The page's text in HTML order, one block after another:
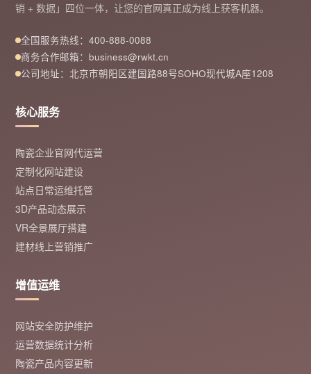
销 + 数据」四位一体，让您的官网真正成为线上获客机器。
全国服务热线：400-888-0088
商务合作邮箱：business@rwkt.cn
公司地址：北京市朝阳区建国路88号SOHO现代城A座1208
核心服务
陶瓷企业官网代运营
定制化网站建设
站点日常运维托管
3D产品动态展示
VR全景展厅搭建
建材线上营销推广
增值运维
网站安全防护维护
运营数据统计分析
陶瓷产品内容更新